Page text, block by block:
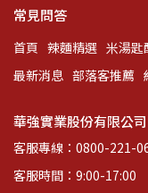
常見問答
首頁 辣麵精選 米湯匙
最新消息 部落客推薦
華強實業股份有限公
客服專線：0800-221-
客服時間：9:00-17:00